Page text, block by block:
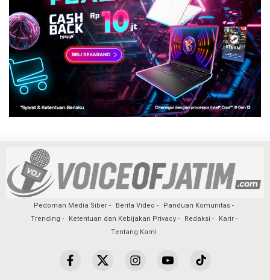
Pedoman Media Siber Berita Video
Panduan Komunitas
Trending
Ketentuan dan Kebijakan Privacy Redaksi
Karir
Tentang Kami